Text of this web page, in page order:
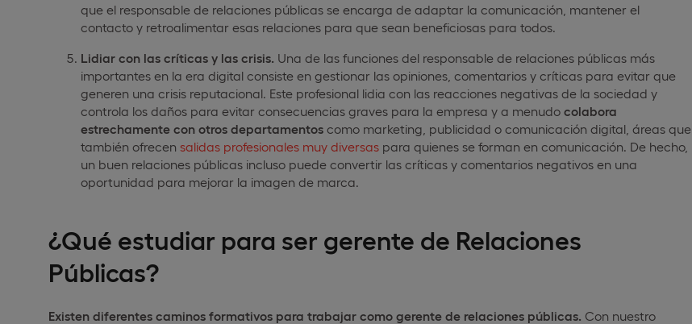
que el responsable de relaciones públicas se encarga de adaptar la comunicación, mantener el
contacto y retroalimentar esas relaciones para que sean beneficiosas para todos.
Lidiar con las críticas y las crisis. Una de las funciones del responsable de relaciones públicas más
importantes en la era digital consiste en gestionar las opiniones, comentarios y críticas para evitar que
generen una crisis reputacional. Este profesional lidia con las reacciones negativas de la sociedad y
controla los daños para evitar consecuencias graves para la empresa y a menudo colabora
estrechamente con otros departamentos como marketing, publicidad o comunicación digital, áreas que
también ofrecen salidas profesionales muy diversas para quienes se forman en comunicación. De hecho,
un buen relaciones públicas incluso puede convertir las críticas y comentarios negativos en una
oportunidad para mejorar la imagen de marca.
¿Qué estudiar para ser gerente de Relaciones
Públicas?
Existen diferentes caminos formativos para trabajar como gerente de relaciones públicas. Con nuestro